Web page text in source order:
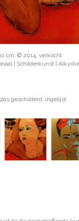
cm, © 2014, verkocht
| Schilderkunst |
geschilderd, ingelijst